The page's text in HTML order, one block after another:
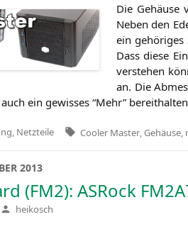
Die Gehäu­se
Neben den
ein gehö­ri­ges
Dass die­se
ver­ste­hen
an. Die
ein gewis­ses “Mehr”
Netzteile Tags:
Cooler Master Gehäuse
2013
(FM2): ASRock
Verfasst
von
heikosch